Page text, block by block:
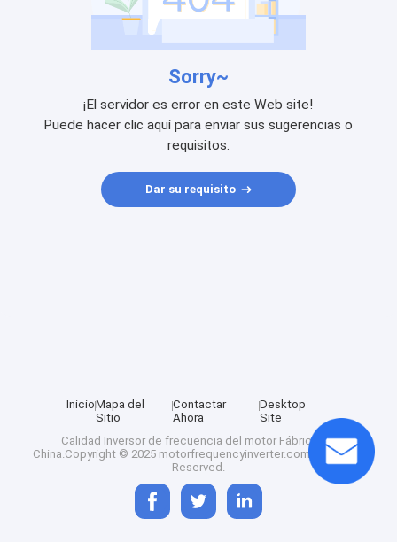
Sorry~
¡El servidor es error en este Web site!
Puede hacer clic aquí para enviar sus sugerencias o
requisitos.
Dar su requisito
InicioMapa del
Sitio
Contactar
Ahora
Desktop
Site
Calidad Inversor de frecuencia del motor Fábrica De
China.Copyright © 2025 motorfrequencyinverter.com. All Rights
Reserved.